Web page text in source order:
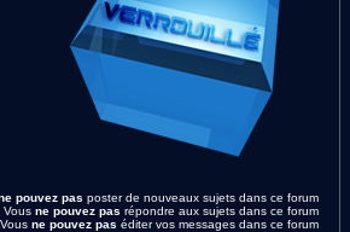
pouvez pas poster de nouveaux sujets dans ce forum
Vous ne pouvez pas répondre aux sujets dans ce forum
Vous ne pouvez pas éditer vos messages dans ce forum